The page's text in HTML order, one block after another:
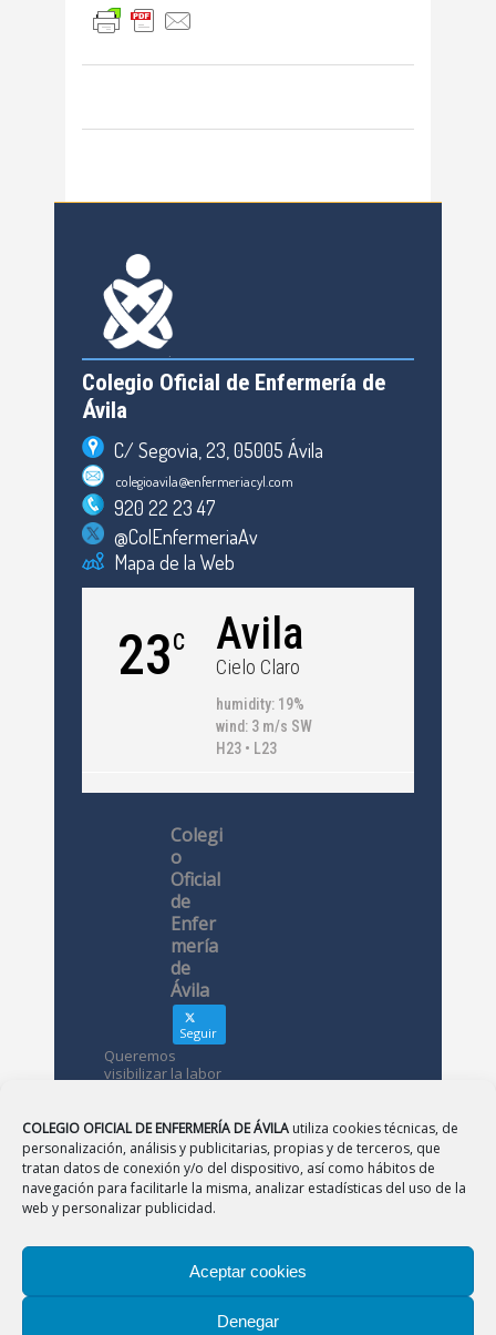
COLEGIO OFICIAL DE ENFERMERÍA DE ÁVILA utiliza cookies técnicas, de
personalización, análisis y publicitarias, propias y de terceros, que
tratan datos de conexión y/o del dispositivo, así como hábitos de
navegación para facilitarle la misma, analizar estadísticas del uso de la
web y personalizar publicidad.
Aceptar cookies
Denegar
Colegio Oficial de Enfermería de
Ávila
C/ Segovia, 23, 05005 Ávila
colegioavila@enfermeriacyl.com
920 22 23 47
@ColEnfermeriaAv
Mapa de la Web
23C Avila
Cielo Claro
humidity: 19%
wind: 3 m/s SW
H23 • L23
Colegi
o
Oficial
de
Enfer
mería
de
Ávila
Seguir
Queremos
visibilizar la labor
conoces?
Avatar Colegio
Oficial de
de Ávila
12 May